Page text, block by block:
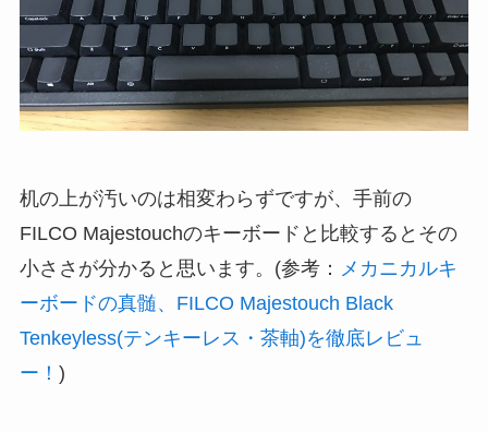
机の上が汚いのは相変わらずですが、手前の
FILCO Majestouchのキーボードと比較するとその
小ささが分かると思います。(参考： メカニカルキ
ーボードの真髄、FILCO Majestouch Black
Tenkeyless(テンキーレス・茶軸)を徹底レビュ
ー！ )